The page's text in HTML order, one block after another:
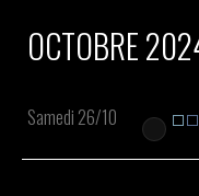
OCTOBRE
Samedi 26/10